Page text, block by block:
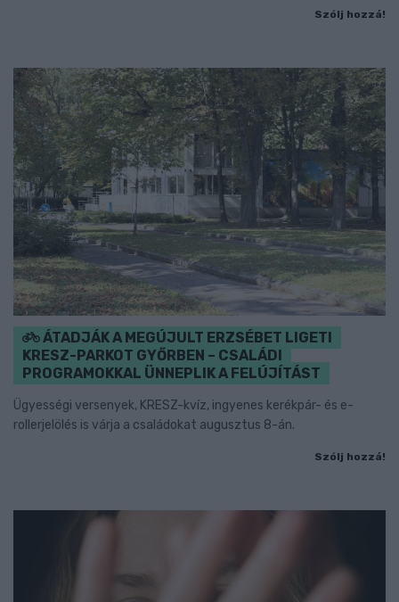
Szólj hozzá!
ÁTADJÁK A MEGÚJULT ERZSÉBET LIGETI
KRESZ-PARKOT GYŐRBEN – CSALÁDI
PROGRAMOKKAL ÜNNEPLIK A FELÚJÍTÁST
Ügyességi versenyek, KRESZ-kvíz, ingyenes kerékpár- és e-
rollerjelölés is várja a családokat augusztus 8-án.
Szólj hozzá!